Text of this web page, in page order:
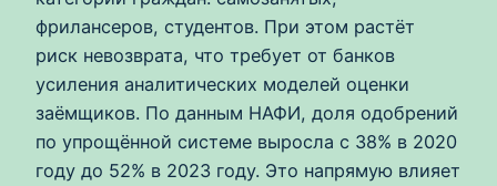
фрилансеров, студентов. При этом растёт
риск невозврата, что требует от банков
усиления аналитических моделей оценки
заёмщиков. По данным НАФИ, доля одобрений
по упрощённой системе выросла с 38% в 2020
году до 52% в 2023 году. Это напрямую влияет